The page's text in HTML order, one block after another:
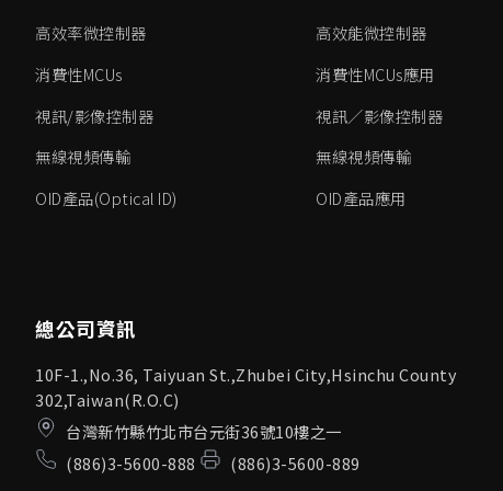
高效率微控制器
消費性MCUs
視訊/影像控制器
無線視頻傳輸
OID產品(Optical ID)
高效能微控制器
消費性MCUs應用
視訊／影像控制器
無線視頻傳輸
OID產品應用
總公司資訊
10F-1.,No.36, Taiyuan St.,Zhubei City,Hsinchu County
302,Taiwan(R.O.C)
台灣新竹縣竹北市台元街36號10樓之一
(886)3-5600-888
(886)3-5600-889